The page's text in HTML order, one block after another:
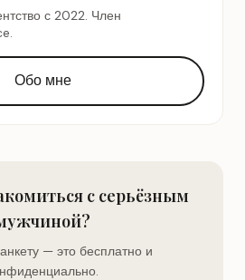
с 2022. Член
Обо мне
с серьёзным
— это бесплатно и